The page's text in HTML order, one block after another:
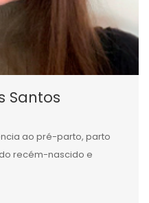
Santos
ao pré-parto, parto
recém-nascido e